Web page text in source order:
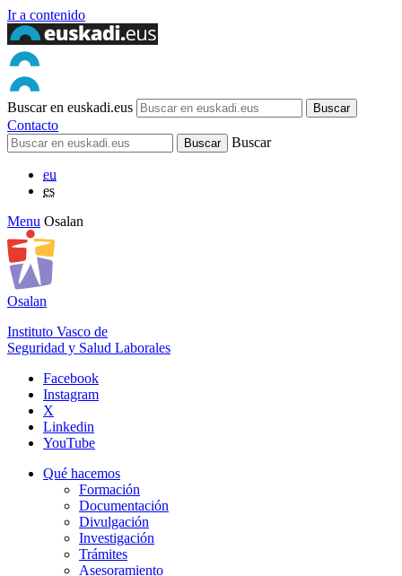
Ir a contenido
Buscar en euskadi.eus
Contacto
Buscar
eu
es
Menu Osalan
Osalan
Instituto Vasco de
Seguridad y Salud Laborales
Facebook
Instagram
X
Linkedin
YouTube
Qué hacemos
Formación
Documentación
Divulgación
Investigación
Trámites
Asesoramiento